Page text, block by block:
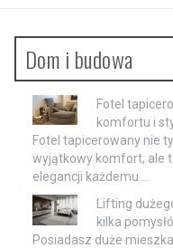
Dom i budowa
Fotel
komfortu i
Fotel tapicerowany nie
wyjątkowy komfort, ale
elegancji każdemu …
Lifting
kilka
Posiadasz duże